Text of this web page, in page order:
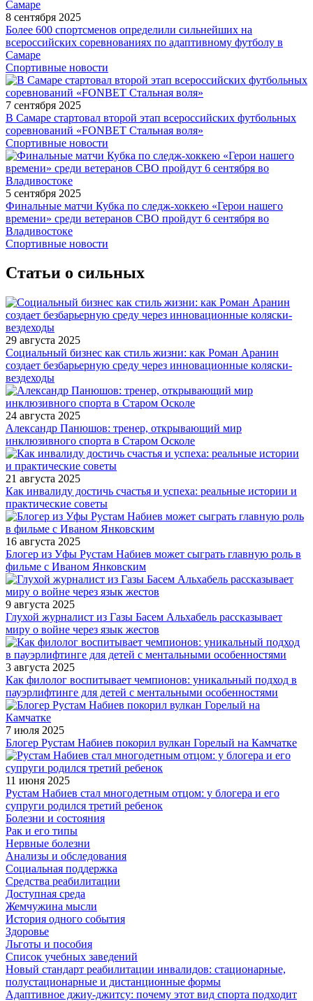
8 сентября 2025
Более 600 спортсменов определили сильнейших на
всероссийских соревнованиях по адаптивному футболу в
Самаре
Спортивные новости
7 сентября 2025
В Самаре стартовал второй этап всероссийских футбольных
соревнований «FONBET Стальная воля»
Спортивные новости
5 сентября 2025
Финальные матчи Кубка по следж-хоккею «Герои нашего
времени» среди ветеранов СВО пройдут 6 сентября во
Владивостоке
Спортивные новости
Статьи о сильных
29 августа 2025
Социальный бизнес как стиль жизни: как Роман Аранин
создает безбарьерную среду через инновационные коляски-
вездеходы
24 августа 2025
Александр Панюшов: тренер, открывающий мир
инклюзивного спорта в Старом Осколе
21 августа 2025
Как инвалиду достичь счастья и успеха: реальные истории и
практические советы
16 августа 2025
Блогер из Уфы Рустам Набиев может сыграть главную роль в
фильме с Иваном Янковским
9 августа 2025
Глухой журналист из Газы Басем Альхабель рассказывает
миру о войне через язык жестов
3 августа 2025
Как филолог воспитывает чемпионов: уникальный подход в
пауэрлифтинге для детей с ментальными особенностями
7 июля 2025
Блогер Рустам Набиев покорил вулкан Горелый на Камчатке
11 июня 2025
Рустам Набиев стал многодетным отцом: у блогера и его
супруги родился третий ребенок
Болезни и состояния
Рак и его типы
Нервные болезни
Анализы и обследования
Социальная поддержка
Средства реабилитации
Доступная среда
Жемчужина мысли
История одного события
Здоровье
Льготы и пособия
Список учебных заведений
Новый стандарт реабилитации инвалидов: стационарные,
полустационарные и дистанционные формы
Адаптивное джиу-джитсу: почему этот вид спорта подходит